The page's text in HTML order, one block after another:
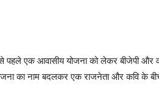
से पहले एक आवासीय योजना को लेकर बीजेपी
का नाम बदलकर एक राजनेता और कवि के